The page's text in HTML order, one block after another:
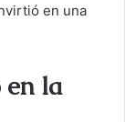
en una
en la